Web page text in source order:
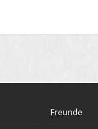
Freunde